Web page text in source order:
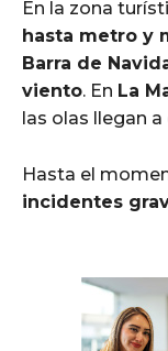
En la zona
hasta metro y
Barra de
viento. En La
las olas llegan a
Hasta el
incidentes